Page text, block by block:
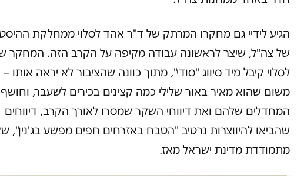
הגיע לידיי גם מחקרו המרתק של ד"ר אהד לסלוי ממחלקת
של צה"ל, שיצר לראשונה עבודה מקיפה על הקרב הזה. המחקר
לסלוי קיבל מיד סיווג "סודי", מתוך כוונה שהציבור לא יראה אותו –
משום שהוא מאיר באור שלילי כמה קצינים בכירים לשעבר,
המחדלים שלהם ואת דיווחי השקר שמסרו לאורך הקרב, דיווחים
שהביאו להיווצרות נרטיב "הטבח באזרחים חפים מפשע בג'נין",
מתמודדת מדינת ישראל מאז.